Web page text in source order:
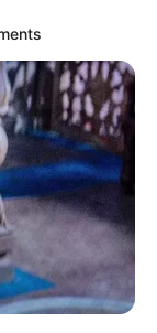
когда поселок
войск,
поддержал
заявления о
российскому
повысили
по борьбе с
называемом
гражданской
неудач его
полиции в
получал 70